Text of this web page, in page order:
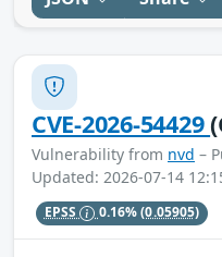
CVE-2026-54429
Vulnerability from nvd –
Updated: 2026-07-14
EPSS 0.16%(0.05905)